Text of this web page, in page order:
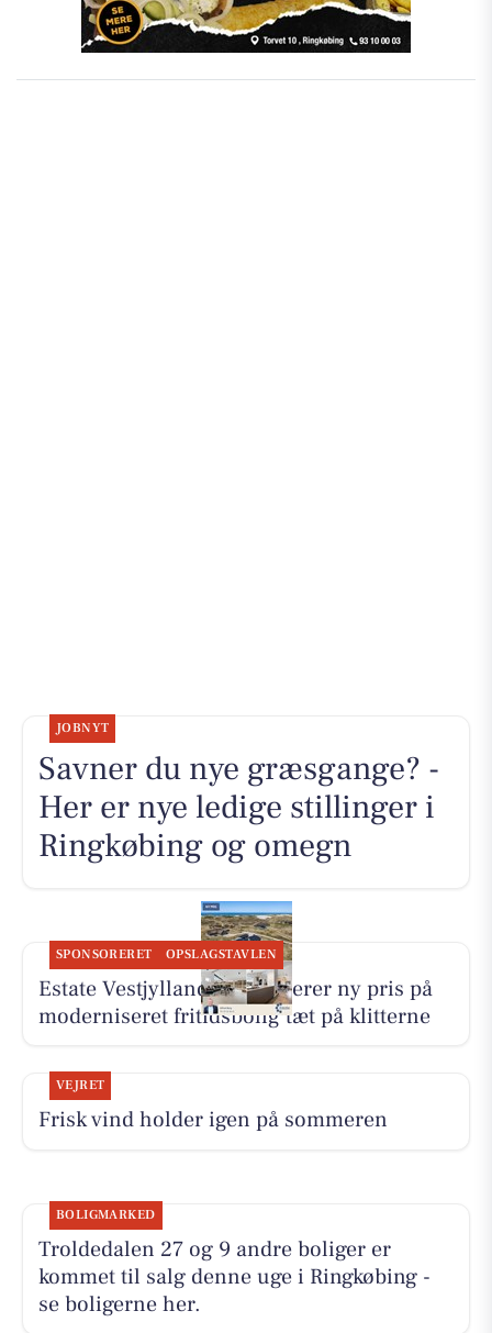
JOBNYT
Savner du nye græsgange? -
Her er nye ledige stillinger i
Ringkøbing og omegn
SPONSORERET OPSLAGSTAVLEN
Estate Vestjylland præsenterer ny pris på
moderniseret fritidsbolig tæt på klitterne
VEJRET
Frisk vind holder igen på sommeren
BOLIGMARKED
Troldedalen 27 og 9 andre boliger er
kommet til salg denne uge i Ringkøbing -
se boligerne her.